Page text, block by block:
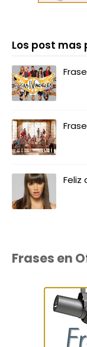
Los post mas
Feliz
Frases en